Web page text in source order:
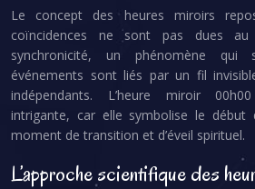
Le concept des heures miroirs
coïncidences ne sont pas dues
synchronicité, un phénomène qui
événements sont liés par un fil
indépendants. L’heure miroir
intrigante, car elle symbolise le début
moment de transition et d’éveil spirituel.
L’approche scientifique des